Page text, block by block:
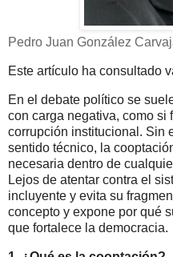
Pedro Juan González
Este artículo ha consultado
En el debate político se
con carga negativa, como si
corrupción institucional. Sin
sentido técnico, la
necesaria dentro de
Lejos de atentar contra el
incluyente y evita su
concepto y expone por qué
que fortalece la democracia.